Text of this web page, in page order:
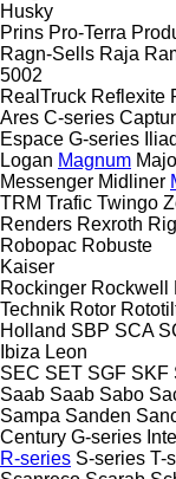
Husky
Prins Pro-Terra
Ragn-Sells Raja
5002
RealTruck Reflexite
Ares C-series Captur
Espace G-series
Logan Magnum
Messenger Midliner
TRM Trafic Twingo
Renders Rexroth
Robopac Robuste
Kaiser
Rockinger Rockwell
Technik Rotor
Holland SBP SCA
Ibiza Leon
SEC SET SGF SKF
Saab Saab Sabo
Sampa Sanden
Century G-series
R-series S-series T-